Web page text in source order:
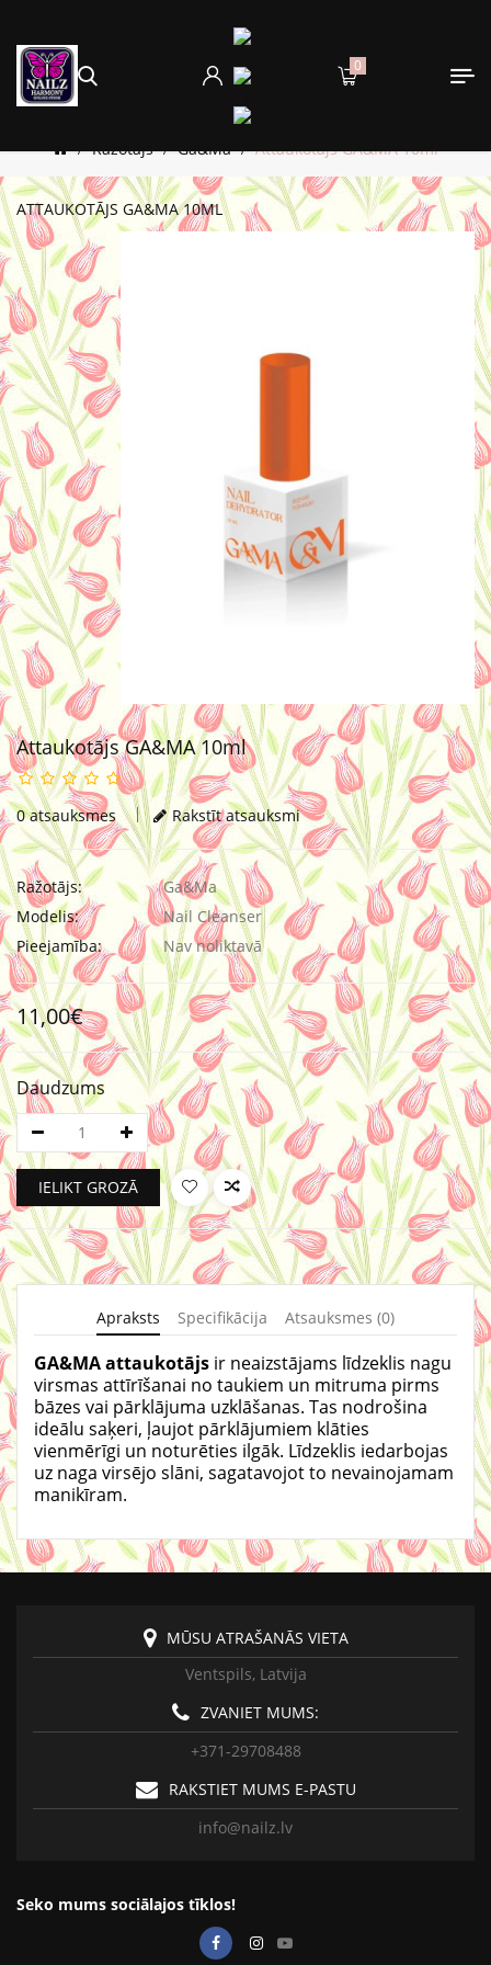
0
Ražotājs Ga&Ma Attaukotājs GA&MA 10ml
ATTAUKOTĀJS GA&MA 10ML
Attaukotājs GA&MA 10ml
0 atsauksmes Rakstīt atsauksmi
Ražotājs:
Ga&Ma
Modelis:
Nail Cleanser
Pieejamība:
Nav noliktavā
11,00€
Daudzums
IELIKT GROZĀ
Apraksts Specifikācija Atsauksmes (0)
GA&MA attaukotājs ir neaizstājams līdzeklis nagu
virsmas attīrīšanai no taukiem un mitruma pirms
bāzes vai pārklājuma uzklāšanas. Tas nodrošina
ideālu saķeri, ļaujot pārklājumiem klāties
vienmērīgi un noturēties ilgāk. Līdzeklis iedarbojas
uz naga virsējo slāni, sagatavojot to nevainojamam
manikīram.
MŪSU ATRAŠANĀS VIETA
Ventspils, Latvija
ZVANIET MUMS:
+371-29708488
RAKSTIET MUMS E-PASTU
info@nailz.lv
Seko mums sociālajos tīklos!